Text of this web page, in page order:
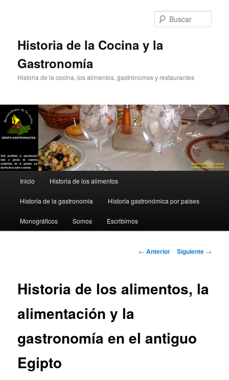
Historia de la Cocina y la
Gastronomía
Historia de la cocina, los alimentos, gastrónomos y restaurantes
principal
Inicio Historia de los alimentos
Historia de la gastronomia Historia gastronómica por paises
Monográficos Somos Escribirnos
Navegación
← Anterior Siguiente →
Historia de los alimentos, la
alimentación y la
gastronomía en el antiguo
Egipto